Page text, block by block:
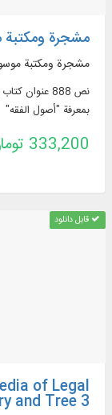
مشجرة ومكتبة
مشجرة ومكتبة
بمعرفة "أصول الفقه"
333,200 تومان
قابل دانلود
of Legal
and Tree 3